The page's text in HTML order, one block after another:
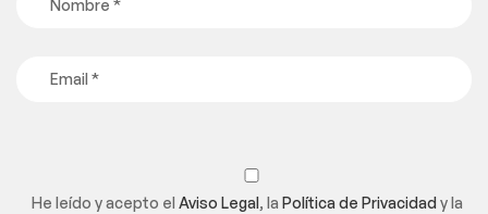
He leído y acepto el Aviso Legal, la Política de Privacidady la